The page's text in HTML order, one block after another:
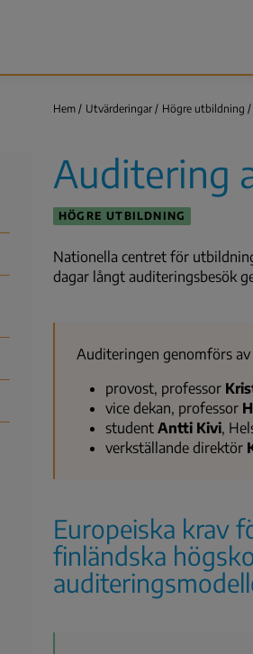
Hem Utvärderingar Högre utbildning
Auditering
HÖGRE UTBILDNING
Nationella centret för
dagar långt auditeringsbesök
Auditeringen genomförs
provost, professor
vice dekan, professor
student Antti Kivi,
verkställande direktör
Europeiska krav
finländska